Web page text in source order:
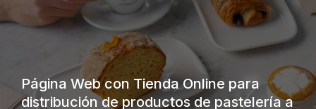
Página Web con Tienda Online para
distribución de productos de pastelería a